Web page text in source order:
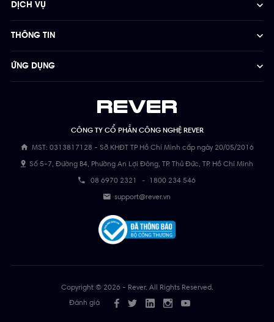
CÔNG TY CỔ PHẦN CÔNG NGHỆ REVER
MST: 0313817128 - Sở KHĐT TP Hồ Chí Minh cấp ngày 20/05/2016
Số 5-7, Đường B4, Phường An Lợi Đông, TP. Thủ Đức, TP. Hồ Chí Minh
08 6970 2321 - 1800 234 546
support@rever.vn
DỊCH VỤ
THÔNG TIN
ỨNG DỤNG
Copyright © 2026 - Rever. All Rights Reserved.
Đánh giá